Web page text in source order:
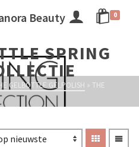
Beauty 0
SPRING
GELBOTTLE GELPOLISH » THE